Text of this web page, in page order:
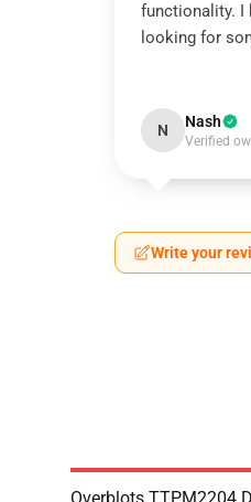
functionality. I
looking for
N Nash
Verified
Write your